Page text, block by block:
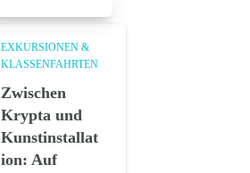
EXKURSIONEN &
KLASSENFAHRTEN
Zwischen
Krypta und
Kunstinstallat
ion: Auf